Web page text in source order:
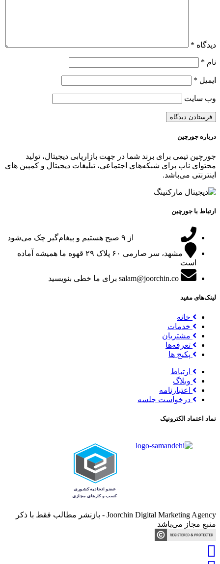
دیدگاه *
نام *
ایمیل *
وب‌ سایت
درباره جورچین
جورچین تیمی برای برند شما در جهت بازاریابی دیجیتال، تولید
محتوای ناب برای شبکه‌های اجتماعی، تبلیغات دیجیتال و کمپین های
اینترنتی می‌باشد.
ارتباط با جورچین
از ۹ صبح هستیم و پیغام‌گیر چک می‌شود
مشهد، سر صارمی ۶۰ پلاک ۲۹
قهوه ما همیشه آماده
است
salam@joorchin.co برای ما خطی بنویسید
لینک‌های مفید
خانه
خدمات
مشتریان
تعرفه‌ها
پکیج ها
ارتباط
وبلاگ
اعتبارنامه
درخواست جلسه
نماد اعتماد الکترونیک
Joorchin Digital Marketing Agency - بازنشر مطالب فقط با ذکر
منبع مجاز می‌باشد